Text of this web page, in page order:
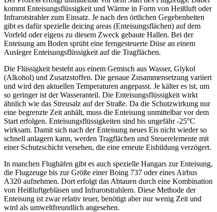
kommt Enteisungsflüssigkeit und Wärme in Form von Heißluft oder
Infrarotstrahler zum Einsatz. Je nach den örtlichen Gegebenheiten
gibt es dafür spezielle deicing areas (Enteisungsflächen) auf dem
Vorfeld oder eigens zu diesem Zweck gebaute Hallen. Bei der
Enteisung am Boden sprüht eine ferngesteuerte Düse an einem
Ausleger Enteisungsflüssigkeit auf die Tragflächen.
Die Flüssigkeit besteht aus einem Gemisch aus Wasser, Glykol
(Alkohol) und Zusatzstoffen. Die genaue Zusammensetzung variiert
und wird den aktuellen Temperaturen angepasst. Je kälter es ist, um
so geringer ist der Wasseranteil. Die Enteisungsflüssigkeit wirkt
ähnlich wie das Streusalz auf der Straße. Da die Schutzwirkung nur
eine begrenzte Zeit anhält, muss die Enteisung unmittelbar vor dem
Start erfolgen. Enteisungsflüssigkeiten sind bis ungefähr -25°C
wirksam. Damit sich nach der Enteisung neues Eis nicht wieder so
schnell anlagern kann, werden Tragflächen und Steuerelemente mit
einer Schutzschicht versehen, die eine erneute Eisbildung verzögert.
In manchen Flughäfen gibt es auch spezielle Hangars zur Enteisung,
die Flugzeuge bis zur Größe einer Boing 737 oder eines Airbus
A320 aufnehmen. Dort erfolgt das Abtauen durch eine Kombination
von Heißluftgebläsen und Infrarotstrahlern. Diese Methode der
Enteisung ist zwar relativ teuer, benötigt aber nur wenig Zeit und
wird als umweltfreundlich angesehen.